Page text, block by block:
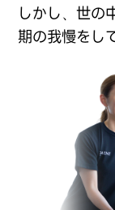
しかし、世の
期の我慢をし